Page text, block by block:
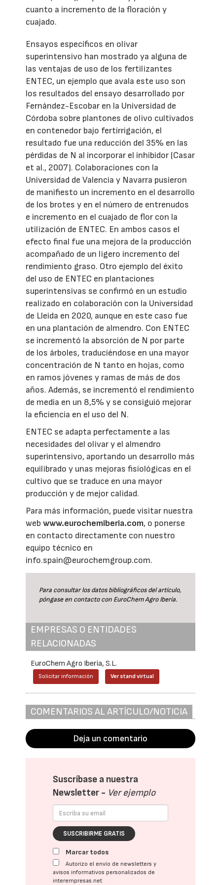
cuanto a incremento de la floración y
cuajado.
Ensayos específicos en olivar
superintensivo han mostrado ya alguna de
las ventajas de uso de los fertilizantes
ENTEC, un ejemplo que avala este uso son
los resultados del ensayo desarrollado por
Fernández-Escobar en la Universidad de
Córdoba sobre plantones de olivo cultivados
en contenedor bajo fertirrigación, el
resultado fue una reducción del 35% en las
pérdidas de N al incorporar el inhibidor (Casar
et al., 2007). Colaboraciones con la
Universidad de Valencia y Navarra pusieron
de manifiesto un incremento en el desarrollo
de los brotes y en el número de entrenudos
e incremento en el cuajado de flor con la
utilización de ENTEC. En ambos casos el
efecto final fue una mejora de la producción
acompañado de un ligero incremento del
rendimiento graso. Otro ejemplo del éxito
del uso de ENTEC en plantaciones
superintensivas se confirmó en un estudio
realizado en colaboración con la Universidad
de Lleida en 2020, aunque en este caso fue
en una plantación de almendro. Con ENTEC
se incrementó la absorción de N por parte
de los árboles, traduciéndose en una mayor
concentración de N tanto en hojas, como
en ramos jóvenes y ramas de más de dos
años. Además, se incrementó el rendimiento
de media en un 8,5% y se consiguió mejorar
la eficiencia en el uso del N.
ENTEC se adapta perfectamente a las
necesidades del olivar y el almendro
superintensivo, aportando un desarrollo más
equilibrado y unas mejoras fisiológicas en el
cultivo que se traduce en una mayor
producción y de mejor calidad.
Para más información, puede visitar nuestra
webwww.eurochemiberia.com, o ponerse
en contacto directamente con nuestro
equipo técnico en
info.spain@eurochemgroup.com.
Para consultar los datos bibliográficos del artículo,
póngase en contacto con EuroChem Agro Iberia.
EMPRESAS O ENTIDADES
RELACIONADAS
EuroChem Agro Iberia, S.L.
Solicitar información Ver stand virtual
COMENTARIOS AL ARTÍCULO/NOTICIA
Deja un comentario
Suscríbase a nuestra
Newsletter - Ver ejemplo
SUSCRIBIRME GRATIS
Marcar todos
Autorizo el envío de newsletters y
avisos informativos personalizados de
interempresas.net